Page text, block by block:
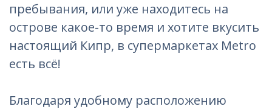
пребывания, или уже находитесь на
острове какое-то время и хотите вкусить
настоящий Кипр, в супермаркетах Metro
есть всё!
Благодаря удобному расположению